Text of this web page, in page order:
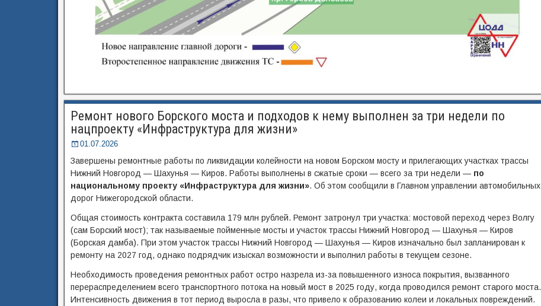
Ремонт нового Борского моста и подходов к нему выполнен за три недели по
нацпроекту «Инфраструктура для жизни»
01.07.2026
Завершены ремонтные работы по ликвидации колейности на новом Борском мосту и прилегающих участках трассы
Нижний Новгород — Шахунья — Киров. Работы выполнены в сжатые сроки — всего за три недели — по
национальному проекту «Инфраструктура для жизни». Об этом сообщили в Главном управлении автомобильных
дорог Нижегородской области.
Общая стоимость контракта составила 179 млн рублей. Ремонт затронул три участка: мостовой переход через Волгу
(сам Борский мост); так называемые пойменные мосты и участок трассы Нижний Новгород — Шахунья — Киров
(Борская дамба). При этом участок трассы Нижний Новгород — Шахунья — Киров изначально был запланирован к
ремонту на 2027 год, однако подрядчик изыскал возможности и выполнил работы в текущем сезоне.
Необходимость проведения ремонтных работ остро назрела из-за повышенного износа покрытия, вызванного
перераспределением всего транспортного потока на новый мост в 2025 году, когда проводился ремонт старого моста.
Интенсивность движения в тот период выросла в разы, что привело к образованию колеи и локальных повреждений.